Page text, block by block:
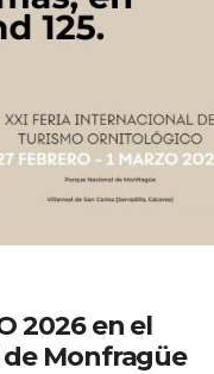
2026 en el
Monfragüe